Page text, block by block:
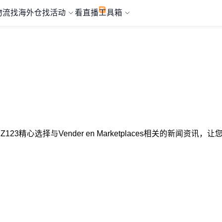
流找海外仓找活动 看直播工具箱
精心选择与Vender en Marketplaces相关的新闻资讯，让